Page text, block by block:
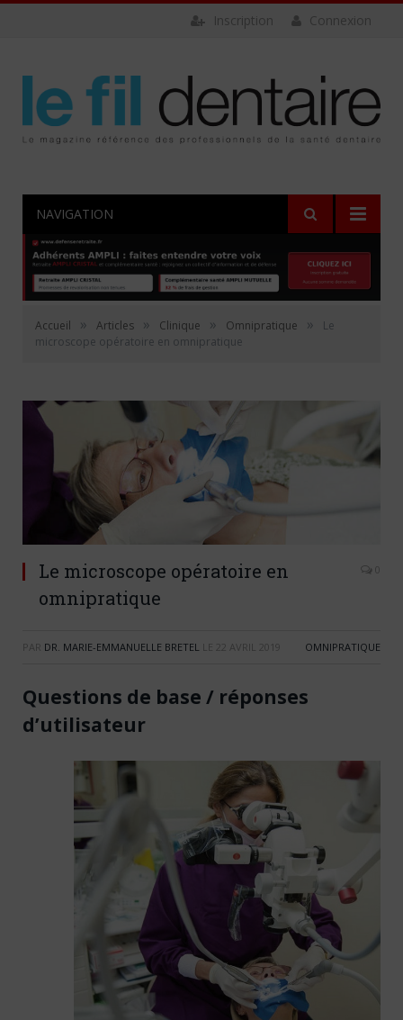
Connexion
Inscription
NAVIGATION
Accueil » Articles » Clinique » Omnipratique »
Le
microscope opératoire en omnipratique
Le microscope opératoire en
omnipratique
0
PAR DR. MARIE-EMMANUELLE BRETEL LE 22 AVRIL 2019 OMNIPRATIQUE
Questions de base / réponses
d’utilisateur